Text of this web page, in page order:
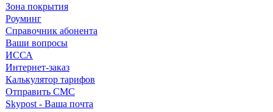
Зона покрытия
Роуминг
Справочник абонента
Ваши вопросы
ИССА
Интернет-заказ
Калькулятор тарифов
Отправить СМС
Skypost - Ваша почта